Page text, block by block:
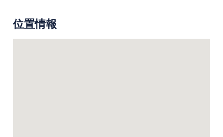
位置情報